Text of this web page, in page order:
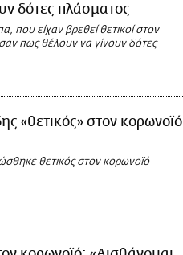
δότες πλάσματος
που είχαν βρεθεί θετικοί στον
πως θέλουν να γίνουν δότες
«θετικός» στον κορωνοϊό
θετικός στον κορωνοϊό